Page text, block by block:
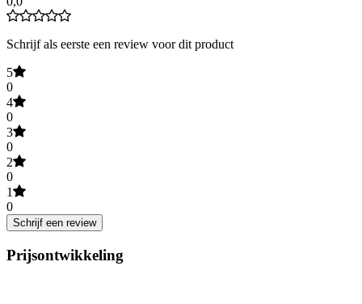
Schrijf als eerste een review voor dit product
5
0
4
0
3
0
2
0
1
0
Schrijf een review
Prijsontwikkeling